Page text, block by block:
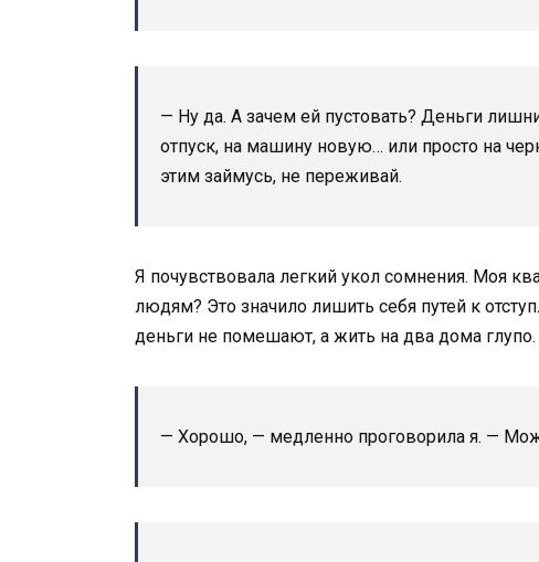
— Ну да. А зачем ей пустовать? Деньги
отпуск, на машину новую… или просто на
этим займусь, не переживай.
Я почувствовала легкий укол сомнения. Моя
людям? Это значило лишить себя путей к
деньги не помешают, а жить на два дома глупо.
— Хорошо, — медленно проговорила я. —